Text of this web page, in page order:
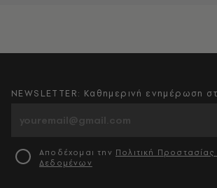
NEWSLETTER: Καθημερινή ενημέρωση
Αποδέχομαι την Πολιτική
Δεδομένων